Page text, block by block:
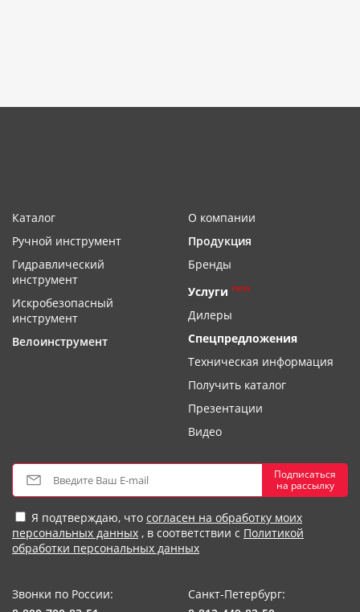
Каталог
Ручной инструмент
Гидравлический
инструмент
Искробезопасный
инструмент
Велоинструмент
О компании
Продукция
Бренды
Услуги new
Дилеры
Спецпредложения
Техническая информация
Получить каталог
Презентации
Видео
Подписаться
на рассылку
Я подтверждаю, что согласен на обработку моих
персональных данных , в соответствии с Политикой
обработки персональных данных
Звонки по России:
Санкт-Петербург: